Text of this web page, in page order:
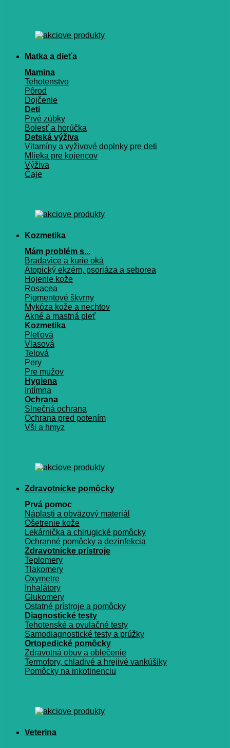
Matka a dieťa
Mamina
Tehotenstvo
Pôrod
Dojčenie
Deti
Prvé zúbky
Bolesť a horúčka
Detská výživa
Vitamíny a vyživové doplnky pre deti
Mlieka pre kojencov
Výživa
Čaje
Kozmetika
Mám problém s...
Bradavice a kurie oká
Atopický ekzém, psoriáza a seborea
Hojenie kože
Rosacea
Pigmentové škvrny
Mykóza kože a nechtov
Akné a mastná pleť
Kozmetika
Pleťová
Vlasová
Telová
Pery
Pre mužov
Hygiena
Intímna
Ochrana
Slnečná ochrana
Ochrana pred potením
Vši a hmyz
Zdravotnícke pomôcky
Prvá pomoc
Náplasti a obväzový materiál
Ošetrenie kože
Lekárnička a chirugické pomôcky
Ochranné pomôcky a dezinfekcia
Zdravotnícke prístroje
Teplomery
Tlakomery
Oxymetre
Inhalátory
Glukomery
Ostatné prístroje a pomôcky
Diagnostické testy
Tehotenské a ovulačné testy
Samodiagnostické testy a prúžky
Ortopedické pomôcky
Zdravotná obuv a oblečenie
Termofory, chladivé a hrejivé vankúšiky
Pomôcky na inkotinenciu
Veterina